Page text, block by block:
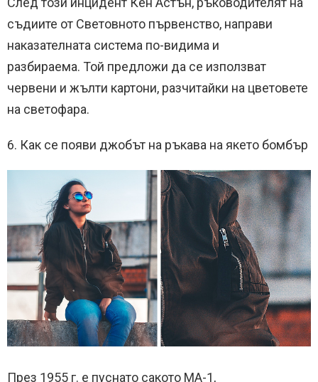
съдиите от Световното първенство, направи
наказателната система по-видима и
разбираема. Той предложи да се използват
червени и жълти картони, разчитайки на цветовете
на светофара.
6. Как се появи джобът на ръкава на якето бомбър
През 1955 г. е пуснато сакото МА-1,